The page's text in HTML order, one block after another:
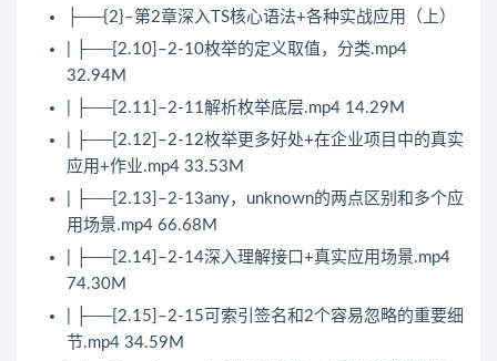
├──{2}–第2章深入TS核心语法+各种实战应用（上）
| ├──[2.10]–2-10枚举的定义取值，分类.mp4
32.94M
| ├──[2.11]–2-11解析枚举底层.mp4 14.29M
| ├──[2.12]–2-12枚举更多好处+在企业项目中的真实
应用+作业.mp4 33.53M
| ├──[2.13]–2-13any，unknown的两点区别和多个应
用场景.mp4 66.68M
| ├──[2.14]–2-14深入理解接口+真实应用场景.mp4
74.30M
| ├──[2.15]–2-15可索引签名和2个容易忽略的重要细
节.mp4 34.59M